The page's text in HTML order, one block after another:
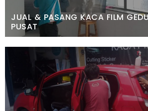
JUAL & PASANG KACA FILM
PUSAT